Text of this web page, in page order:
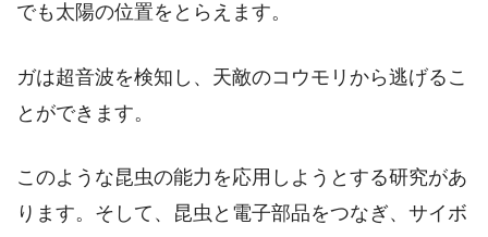
でも太陽の位置をとらえます。
ガは超音波を検知し、天敵のコウモリから逃げるこ
とができます。
このような昆虫の能力を応用しようとする研究があ
ります。そして、昆虫と電子部品をつなぎ、サイボ